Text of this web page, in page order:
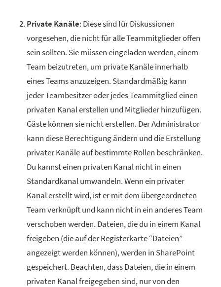
Private Kanäle: Diese sind für Diskussionen
vorgesehen, die nicht für alle Teammitglieder offen
sein sollten. Sie müssen eingeladen werden, einem
Team beizutreten, um private Kanäle innerhalb
eines Teams anzuzeigen. Standardmäßig kann
jeder Teambesitzer oder jedes Teammitglied einen
privaten Kanal erstellen und Mitglieder hinzufügen.
Gäste können sie nicht erstellen. Der Administrator
kann diese Berechtigung ändern und die Erstellung
privater Kanäle auf bestimmte Rollen beschränken.
Du kannst einen privaten Kanal nicht in einen
Standardkanal umwandeln. Wenn ein privater
Kanal erstellt wird, ist er mit dem übergeordneten
Team verknüpft und kann nicht in ein anderes Team
verschoben werden. Dateien, die du in einem Kanal
freigeben (die auf der Registerkarte “Dateien”
angezeigt werden können), werden in SharePoint
gespeichert. Beachten, dass Dateien, die in einem
privaten Kanal freigegeben sind, nur von den